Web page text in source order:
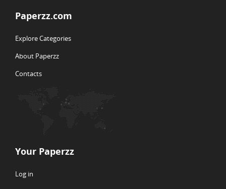
Paperzz.com
Explore Categories
About Paperzz
Contacts
Your Paperzz
Log in